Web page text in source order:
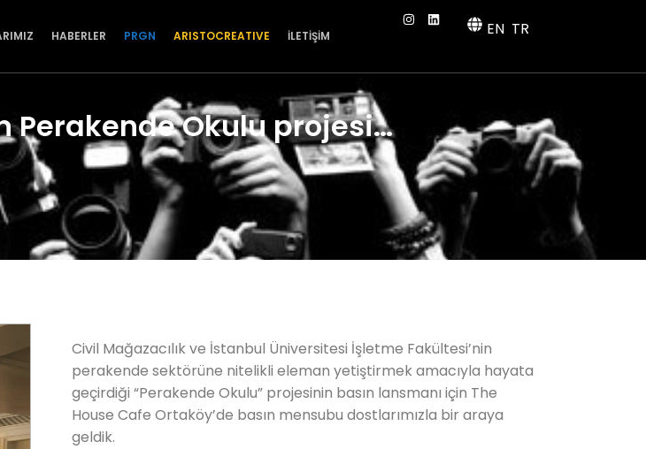
HABERLER PRGN ARISTOCREATIVE İLETİŞİM EN TR
Perakende Okulu projesi…
Civil Mağazacılık ve İstanbul Üniversitesi İşletme Fakültesi’nin
perakende sektörüne nitelikli eleman yetiştirmek amacıyla hayata
geçirdiği “Perakende Okulu” projesinin basın lansmanı için The
House Cafe Ortaköy’de basın mensubu dostlarımızla bir araya
geldik.